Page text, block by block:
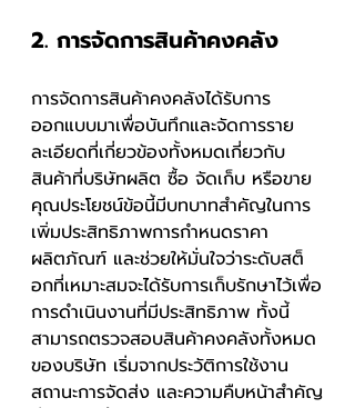
2. การจัดการสินค้าคงคลัง
การจัดการสินค้าคงคลังได้รับการ
ออกแบบมาเพื่อบันทึกและจัดการราย
ละเอียดที่เกี่ยวข้องทั้งหมดเกี่ยวกับ
สินค้าที่บริษัทผลิต ซื้อ จัดเก็บ หรือขาย
คุณประโยชน์ข้อนี้มีบทบาทสำคัญในการ
เพิ่มประสิทธิภาพการกำหนดราคา
ผลิตภัณฑ์ และช่วยให้มั่นใจว่าระดับสต็
อกที่เหมาะสมจะได้รับการเก็บรักษาไว้เพื่อ
การดำเนินงานที่มีประสิทธิภาพ ทั้งนี้
สามารถตรวจสอบสินค้าคงคลังทั้งหมด
ของบริษัท เริ่มจากประวัติการใช้งาน
สถานะการจัดส่ง และความคืบหน้าสำคัญ